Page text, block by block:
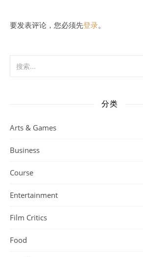
要发表评论，您必须先登录。
分类
Arts & Games
Business
Course
Entertainment
Film Critics
Food